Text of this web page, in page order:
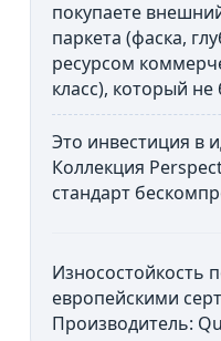
покупаете
паркета (фаска,
ресурсом
класс), который
Это инвестиция в
Коллекция
стандарт
Износостойкость
европейскими
Производитель: